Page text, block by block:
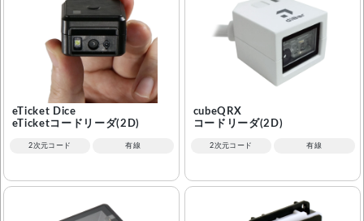
eTicket Dice
eTicketコードリーダ(2D)
2次元コード 有線
cubeQRX
コードリーダ(2D)
2次元コード 有線